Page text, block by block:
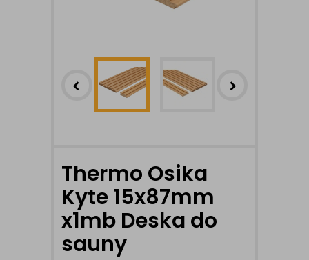
Thermo Osika
Kyte 15x87mm
x1mb Deska do
sauny